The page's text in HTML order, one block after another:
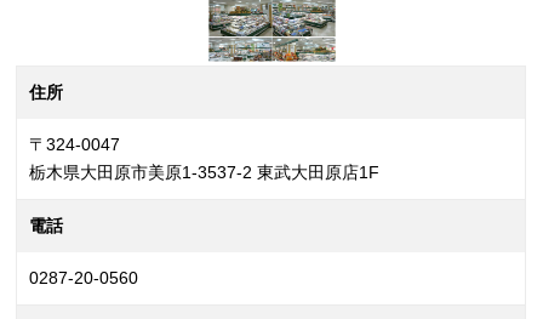
住所
〒324-0047
栃木県大田原市美原1-3537-2 東武大田原店1F
電話
0287-20-0560